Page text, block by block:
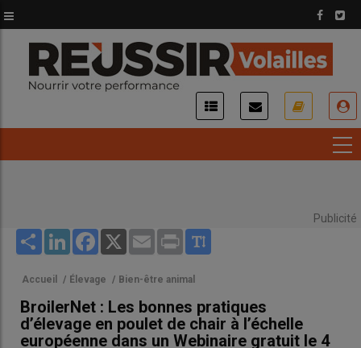
au
contenu
principal
Publicité
Share LinkedInFacebook
X Email Print
Accueil / Élevage / Bien-être animal
BroilerNet : Les bonnes pratiques
d’élevage en poulet de chair à l’échelle
européenne dans un Webinaire gratuit le 4